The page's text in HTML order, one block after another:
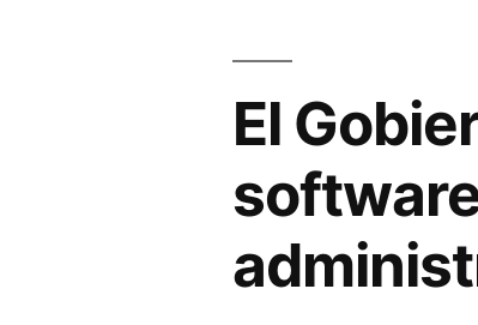
El